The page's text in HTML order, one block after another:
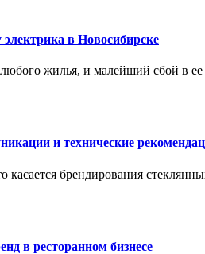
в Новосибирске
жилья, и малейший сбой в
и технические
касается брендирования
в ресторанном бизнесе